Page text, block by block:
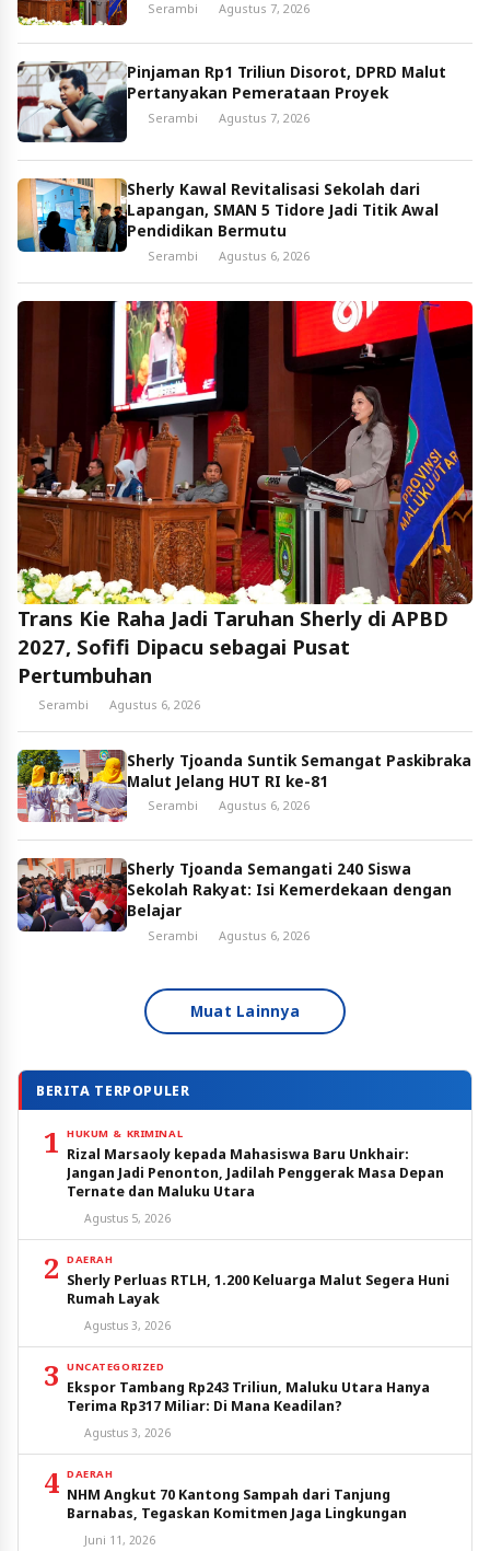
Serambi Agustus 7, 2026
Pinjaman Rp1 Triliun Disorot, DPRD Malut
Pertanyakan Pemerataan Proyek
Serambi Agustus 7, 2026
Sherly Kawal Revitalisasi Sekolah dari
Lapangan, SMAN 5 Tidore Jadi Titik Awal
Pendidikan Bermutu
Serambi Agustus 6, 2026
Trans Kie Raha Jadi Taruhan Sherly di APBD
2027, Sofifi Dipacu sebagai Pusat
Pertumbuhan
Serambi Agustus 6, 2026
Sherly Tjoanda Suntik Semangat Paskibraka
Malut Jelang HUT RI ke-81
Serambi Agustus 6, 2026
Sherly Tjoanda Semangati 240 Siswa
Sekolah Rakyat: Isi Kemerdekaan dengan
Belajar
Serambi Agustus 6, 2026
Muat Lainnya
BERITA TERPOPULER
1 HUKUM & KRIMINAL
Rizal Marsaoly kepada Mahasiswa Baru Unkhair:
Jangan Jadi Penonton, Jadilah Penggerak Masa Depan
Ternate dan Maluku Utara
Agustus 5, 2026
2 DAERAH
Sherly Perluas RTLH, 1.200 Keluarga Malut Segera Huni
Rumah Layak
Agustus 3, 2026
3 UNCATEGORIZED
Ekspor Tambang Rp243 Triliun, Maluku Utara Hanya
Terima Rp317 Miliar: Di Mana Keadilan?
Agustus 3, 2026
4 DAERAH
NHM Angkut 70 Kantong Sampah dari Tanjung
Barnabas, Tegaskan Komitmen Jaga Lingkungan
Juni 11, 2026